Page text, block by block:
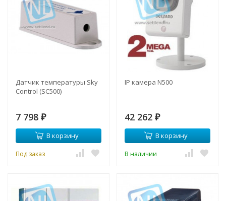
Датчик температуры Sky
Control (SC500)
7 798 ₽
В корзину
Под заказ
IP камера N500
42 262 ₽
В корзину
В наличии